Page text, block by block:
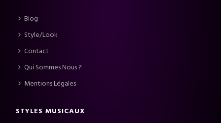
Blog
Style/Look
Contact
Qui Sommes Nous ?
Mentions Légales
STYLES MUSICAUX